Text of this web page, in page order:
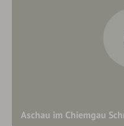
Aschau im Chiemgau